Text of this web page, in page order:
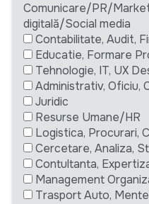
Comunicare/PR/
digitală/Social media
Contabilitate, Audit,
Educatie, Formare
Tehnologie, IT, UX
Administrativ, Oficiu,
Juridic
Resurse Umane/HR
Logistica, Procurari,
Cercetare, Analiza,
Contultanta,
Management
Trasport Auto,